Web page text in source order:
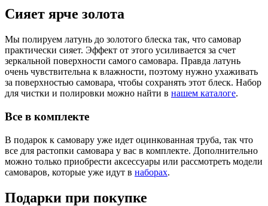
Сияет ярче золота
Мы полируем латунь до золотого блеска так, что самовар
практически сияет. Эффект от этого усиливается за счет
зеркальной поверхности самого самовара. Правда латунь
очень чувствительна к влажности, поэтому нужно ухаживать
за поверхностью самовара, чтобы сохранять этот блеск. Набор
для чистки и полировки можно найти в нашем каталоге.
Все в комплекте
В подарок к самовару уже идет оцинкованная труба, так что
все для растопки самовара у вас в комплекте. Дополнительно
можно только приобрести аксессуары или рассмотреть модели
самоваров, которые уже идут в наборах.
Подарки при покупке